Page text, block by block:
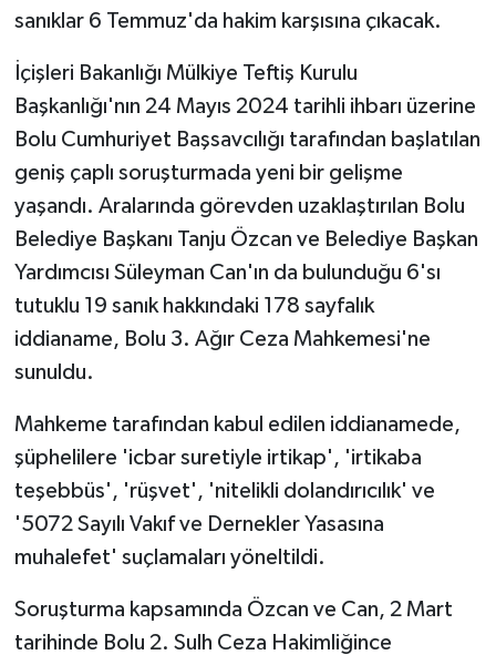
sanıklar 6 Temmuz'da hakim karşısına çıkacak.
İçişleri Bakanlığı Mülkiye Teftiş Kurulu
Başkanlığı'nın 24 Mayıs 2024 tarihli ihbarı üzerine
Bolu Cumhuriyet Başsavcılığı tarafından başlatılan
geniş çaplı soruşturmada yeni bir gelişme
yaşandı. Aralarında görevden uzaklaştırılan Bolu
Belediye Başkanı Tanju Özcan ve Belediye Başkan
Yardımcısı Süleyman Can'ın da bulunduğu 6'sı
tutuklu 19 sanık hakkındaki 178 sayfalık
iddianame, Bolu 3. Ağır Ceza Mahkemesi'ne
sunuldu.
Mahkeme tarafından kabul edilen iddianamede,
şüphelilere 'icbar suretiyle irtikap', 'irtikaba
teşebbüs', 'rüşvet', 'nitelikli dolandırıcılık' ve
'5072 Sayılı Vakıf ve Dernekler Yasasına
muhalefet' suçlamaları yöneltildi.
Soruşturma kapsamında Özcan ve Can, 2 Mart
tarihinde Bolu 2. Sulh Ceza Hakimliğince